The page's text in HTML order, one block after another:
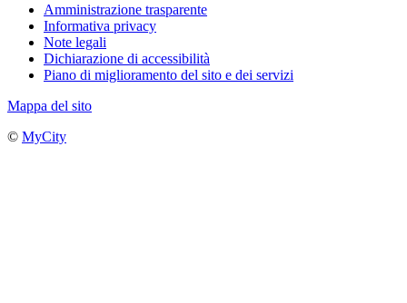
Amministrazione trasparente
Informativa privacy
Note legali
Dichiarazione di accessibilità
Piano di miglioramento del sito e dei servizi
Mappa del sito
© MyCity